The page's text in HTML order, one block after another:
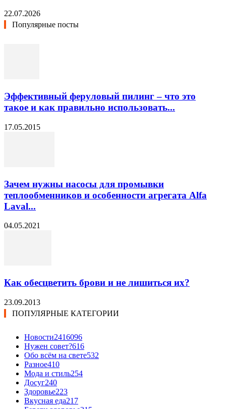
22.07.2026
Популярные посты
Эффективный феруловый пилинг – что это
такое и как правильно использовать...
17.05.2015
Зачем нужны насосы для промывки
теплообменников и особенности агрегата Alfa
Laval...
04.05.2021
Как обесцветить брови и не лишиться их?
23.09.2013
ПОПУЛЯРНЫЕ КАТЕГОРИИ
Новости2416096
Нужен совет?616
Обо всём на свете532
Разное410
Мода и стиль254
Досуг240
Здоровье223
Вкусная еда217